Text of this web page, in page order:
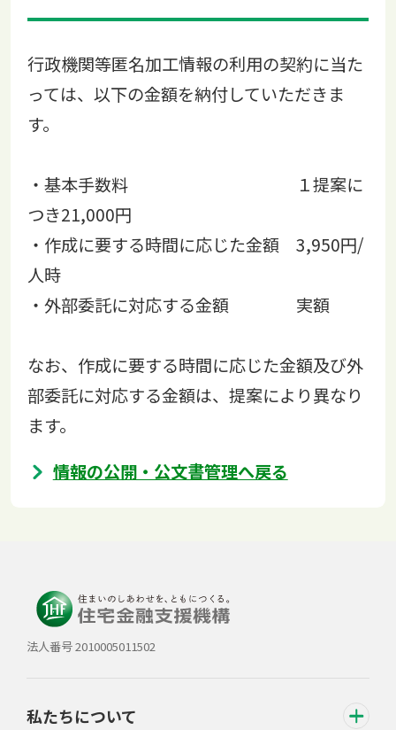
行政機関等匿名加工情報の利用の契約に当た
っては、以下の金額を納付していただきま
す。
・基本手数料 １提案に
つき21,000円
・作成に要する時間に応じた金額 3,950円/
人時
・外部委託に対応する金額 実額
なお、作成に要する時間に応じた金額及び外
部委託に対応する金額は、提案により異なり
ます。
情報の公開・公文書管理へ戻る
法人番号 2010005011502
私たちについて